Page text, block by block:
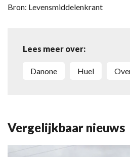
Bron: Levensmiddelenkrant
Lees meer over:
Danone Huel
Vergelijkbaar nieuws